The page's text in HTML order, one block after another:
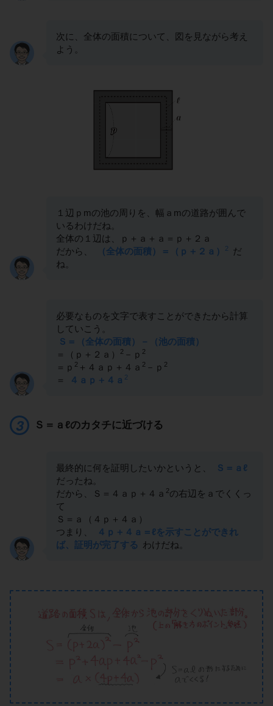
次に、全体の面積について、図を見ながら考え
よう。
１辺ｐmの池の周りを、幅ａmの道路が囲んで
いるわけだね。
全体の１辺は、ｐ＋ａ＋ａ＝ｐ＋２ａ
だから、
（全体の面積）＝（ｐ＋２ａ） 2
だ
ね。
必要なものを文字で表すことができたから計算
していこう。
Ｓ＝（全体の面積）－（池の面積）
＝（ｐ＋２ａ）
2 －ｐ 2
＝ｐ 2 ＋４ａｐ＋４ａ 2 －ｐ 2
＝ ４ａｐ＋４ａ 2
Ｓ＝ａℓのカタチに近づける
最終的に何を証明したいかというと、
Ｓ＝ａℓ
だったね。
だから、Ｓ＝４ａｐ＋４ａ 2の右辺をａでくくっ
て
Ｓ＝ａ（４ｐ＋４ａ）
つまり、
４ｐ＋４ａ＝ℓを示すことができれ
ば、証明が完了する わけだね。